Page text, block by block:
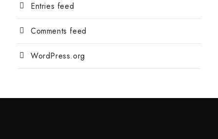
Entries feed
Comments feed
WordPress.org